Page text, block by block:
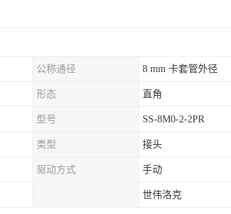
公称通径 8 mm 卡套管外径
形态 直角
型号 SS-8M0-2-2PR
类型 接头
驱动方式 手动
世伟洛克